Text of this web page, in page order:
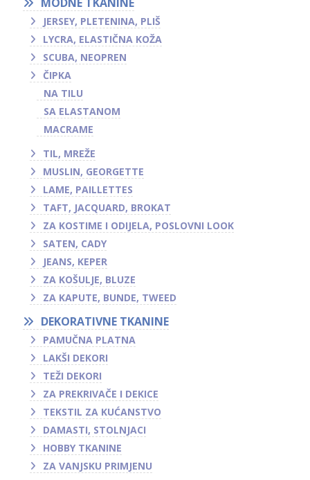
JERSEY, PLETENINA, PLIŠ
LYCRA, ELASTIČNA KOŽA
SCUBA, NEOPREN
ČIPKA
NA TILU
SA ELASTANOM
MACRAME
TIL, MREŽE
MUSLIN, GEORGETTE
LAME, PAILLETTES
TAFT, JACQUARD, BROKAT
ZA KOSTIME I ODIJELA, POSLOVNI LOOK
SATEN, CADY
JEANS, KEPER
ZA KOŠULJE, BLUZE
ZA KAPUTE, BUNDE, TWEED
DEKORATIVNE TKANINE
PAMUČNA PLATNA
LAKŠI DEKORI
TEŽI DEKORI
ZA PREKRIVAČE I DEKICE
TEKSTIL ZA KUĆANSTVO
DAMASTI, STOLNJACI
HOBBY TKANINE
ZA VANJSKU PRIMJENU